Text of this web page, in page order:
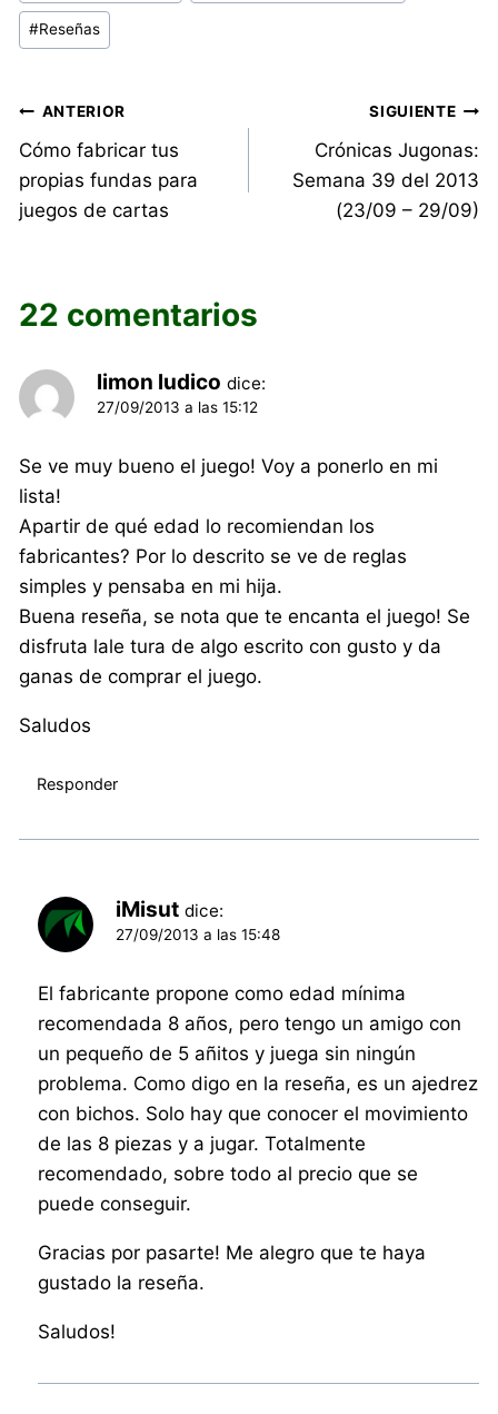
entrada:
#Reseñas
Navegación
de
entradas
ANTERIOR
Cómo fabricar tus
propias fundas para
juegos de cartas
SIGUIENTE
Crónicas Jugonas:
Semana 39 del 2013
(23/09 – 29/09)
22 comentarios
limon ludico dice:
27/09/2013 a las 15:12
Se ve muy bueno el juego! Voy a ponerlo en mi
lista!
Apartir de qué edad lo recomiendan los
fabricantes? Por lo descrito se ve de reglas
simples y pensaba en mi hija.
Buena reseña, se nota que te encanta el juego! Se
disfruta lale tura de algo escrito con gusto y da
ganas de comprar el juego.
Saludos
Responder
iMisut dice:
27/09/2013 a las 15:48
El fabricante propone como edad mínima
recomendada 8 años, pero tengo un amigo con
un pequeño de 5 añitos y juega sin ningún
problema. Como digo en la reseña, es un ajedrez
con bichos. Solo hay que conocer el movimiento
de las 8 piezas y a jugar. Totalmente
recomendado, sobre todo al precio que se
puede conseguir.
Gracias por pasarte! Me alegro que te haya
gustado la reseña.
Saludos!